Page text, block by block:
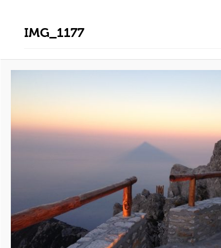
IMG_1177